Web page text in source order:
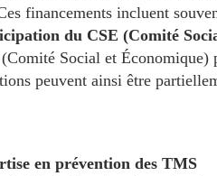
financements incluent
du CSE (Comité
Social et Économique)
peuvent ainsi être
en prévention des TMS